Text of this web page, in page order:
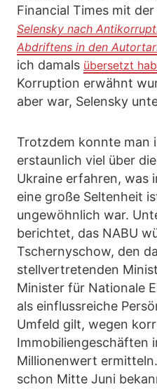
Financial Times mit
Selensky nach
Abdriftens in den
ich damals übersetzt
Korruption erwähnt
aber war, Selensky
Trotzdem konnte man
erstaunlich viel über
Ukraine erfahren, was
eine große Seltenheit
ungewöhnlich war.
berichtet, das NABU
Tschernyschow, den
stellvertretenden
Minister für Nationale
als einflussreiche
Umfeld gilt, wegen
Immobiliengeschäften
Millionenwert
schon Mitte Juni